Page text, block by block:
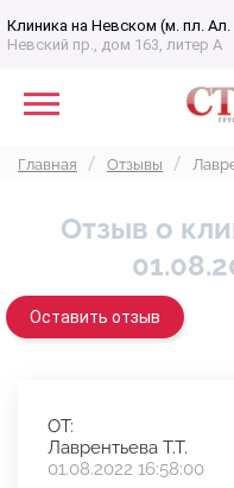
Клиника на Невском (м. пл.
Невский пр., дом 163, литер А
Главная Отзывы
Отзыв о
Оставить отзыв
ОТ:
Лаврентьева Т.Т.
01.08.2022 16:58:00